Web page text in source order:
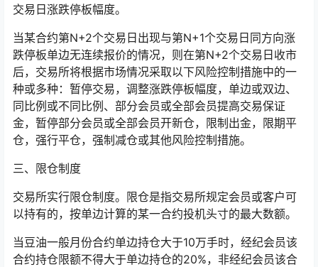
交易日涨跌停板幅度。
当某合约第N+2个交易日出现与第N+1个交易日同方向涨
跌停板单边无连续报价的情况，则在第N+2个交易日收市
后，交易所将根据市场情况采取以下风险控制措施中的一
种或多种：暂停交易，调整涨跌停板幅度，单边或双边、
同比例或不同比例、部分会员或全部会员提高交易保证
金，暂停部分会员或全部会员开新仓，限制出金，限期平
仓，强行平仓，强制减仓或其他风险控制措施。
三、限仓制度
交易所实行限仓制度。限仓是指交易所规定会员或客户可
以持有的，按单边计算的某一合约投机头寸的最大数额。
当豆油一般月份合约单边持仓大于10万手时，经纪会员该
合约持仓限额不得大于单边持仓的20%，非经纪会员该合